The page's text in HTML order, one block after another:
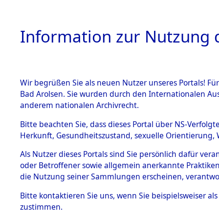
HOME
BESTÄNDE
Inhaftierungsdoku
mente
5. Verschiedenes
Todesmärsche
5.3.1 Alliierte
Information zur Nutzung
Wir begrüßen Sie als neuen Nutzer unseres Portals!
Bad Arolsen. Sie wurden durch den Internationalen
anderem nationalen Archivrecht.
Bitte beachten Sie, dass dieses Portal über NS-
Herkunft, Gesundheitszustand, sexuelle
Als Nutzer dieses Portals sind Sie persönlich dafür
oder Betroffener sowie allgemein anerkannte
die Nutzung seiner Sammlungen erscheinen,
Bitte kontaktieren Sie uns, wenn Sie beispielsweiser
zustimmen.